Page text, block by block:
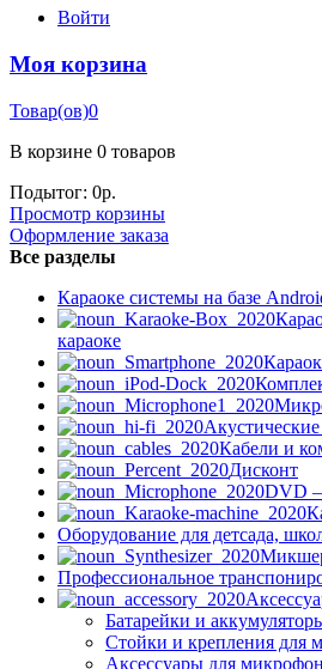
Войти
Моя корзина
Товар(ов)0
В корзине 0 товаров
Подытог: 0р.
Просмотр корзины
Оформление заказа
Все разделы
Караоке системы на базе
караоке
Кабели и
Дисконт
DVD –
Оборудование для детсада,
Профессиональное
Батарейки и
Стойки и крепления для
Аксессуары для